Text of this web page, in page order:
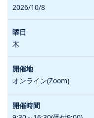
2026/10/8
木
オンライン(Zoom)